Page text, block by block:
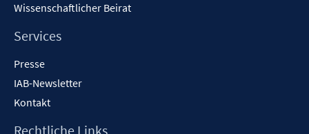
Wissenschaftlicher Beirat
Services
Presse
IAB-Newsletter
Kontakt
Rechtliche Links